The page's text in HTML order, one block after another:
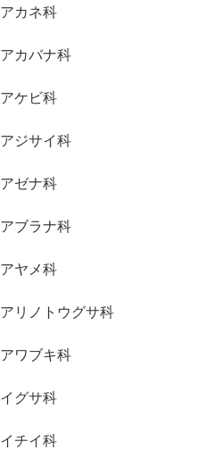
アカネ科
アカバナ科
アケビ科
アジサイ科
アゼナ科
アブラナ科
アヤメ科
アリノトウグサ科
アワブキ科
イグサ科
イチイ科